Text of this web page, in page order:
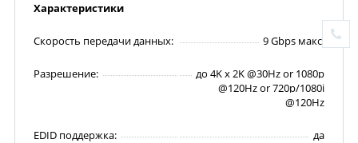
Характеристики
Скорость передачи данных: 9 Gbps макс.
Разрешение:
до 4K x 2K @30Hz or 1080p
@120Hz or 720p/1080i
@120Hz
EDID поддержка: да